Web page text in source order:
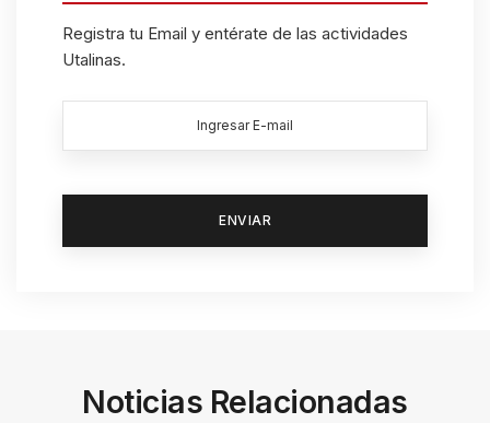
Registra tu Email y entérate de las actividades
Utalinas.
Noticias Relacionadas